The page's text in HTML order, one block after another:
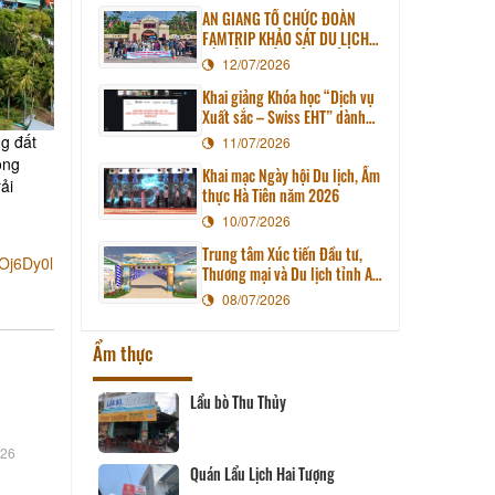
đất
AN GIANG TỔ CHỨC ĐOÀN
FAMTRIP KHẢO SÁT DU LỊCH
HÀ TIÊN - TIÊN HẢI - KIÊN
LƯƠNG
12/07/2026
Khai giảng Khóa học “Dịch vụ
Xuất sắc – Swiss EHT” dành
cho doanh nghiệp du lịch tỉnh
An Giang
11/07/2026
Khai mạc Ngày hội Du lịch, Ẩm
thực Hà Tiên năm 2026
10/07/2026
Trung tâm Xúc tiến Đầu tư,
Thương mại và Du lịch tỉnh An
Giang tổ chức Ngày hội Du
lịch, Ẩm thực Hà Tiên năm
2026
08/07/2026
Ẩm thực
Dầu
Lẩu bò Thu Thủy
Quán Lẩu Lịch Hai Tượng